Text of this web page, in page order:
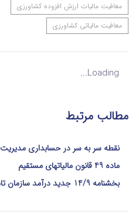
معافیت مالیات ارزش افزوده کشاورزی
معافیت مالیاتی کشاورزی
Loading...
مطالب مرتبط
نقطه سر به سر در حسابداری مدیریت
ماده 49 قانون مالیاتهای مستقیم
بخشنامه 14/9 جدید درآمد سازمان تامین اجتماعی